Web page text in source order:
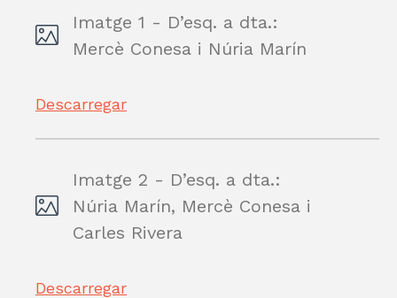
Imatge 1 - D’esq. a dta.:
Mercè Conesa i Núria Marín
Descarregar
Imatge 2 - D’esq. a dta.:
Núria Marín, Mercè Conesa i
Carles Rivera
Descarregar